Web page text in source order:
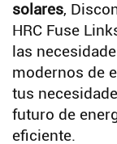
solares,
HRC Fuse
las
modernos de
tus
futuro de
eficiente.